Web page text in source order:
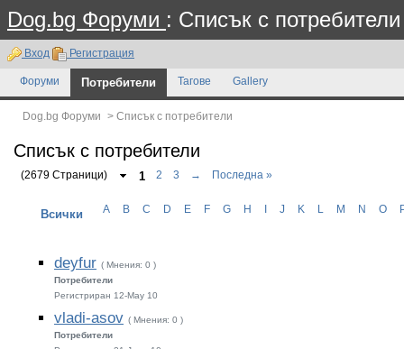
Dog.bg Форуми : Списък с потребители
Вход Регистрация
Форуми Потребители Тагове Gallery
Dog.bg Форуми > Списък с потребители
Списък с потребители
(2679 Страници) 1 2 3 → Последна »
Всички A B C D E F G H J K M N O
deyfur ( Мнения: 0 )
Потребители
Регистриран 12-May 10
vladi-asov ( Мнения: 0 )
Потребители